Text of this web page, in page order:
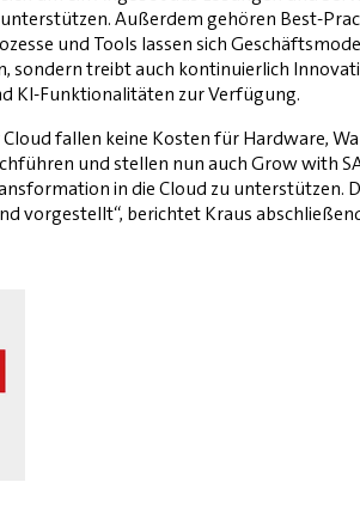
Außerdem gehören Best-
und Tools lassen sich
sondern treibt auch kontinuierlich
KI-Funktionalitäten zur Verfügung.
Cloud fallen keine Kosten für Hardware,
und stellen nun auch Grow with
in die Cloud zu unterstützen.
vorgestellt“, berichtet Kraus